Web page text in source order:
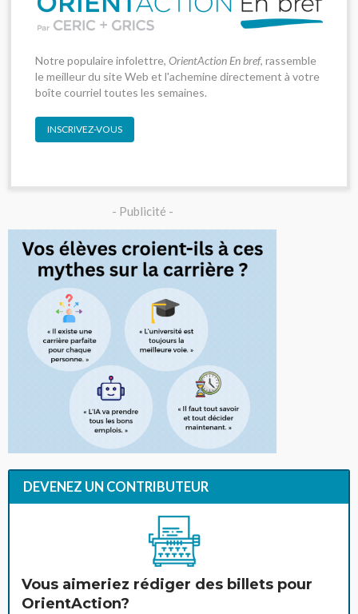
Notre populaire infolettre, OrientAction En bref, rassemble
le meilleur du site Web et l'achemine directement à votre
boîte courriel toutes les semaines.
INSCRIVEZ-VOUS
- Publicité -
DEVENEZ UN CONTRIBUTEUR
Vous aimeriez rédiger des billets pour
OrientAction?